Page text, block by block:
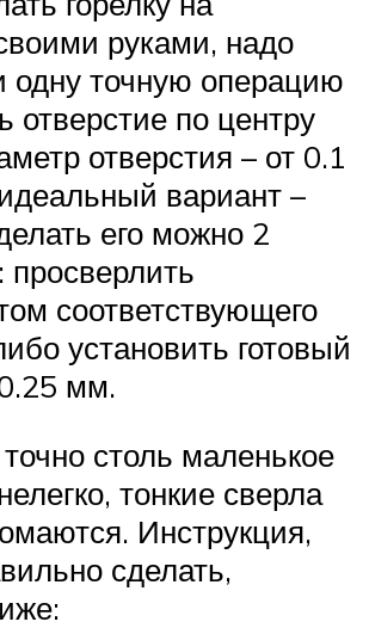
руками, надо
одну точную операцию
отверстие по центру
отверстия – от 0.1
вариант –
его можно 2
просверлить
соответствующего
установить готовый
мм.
столь маленькое
тонкие сверла
Инструкция,
сделать,